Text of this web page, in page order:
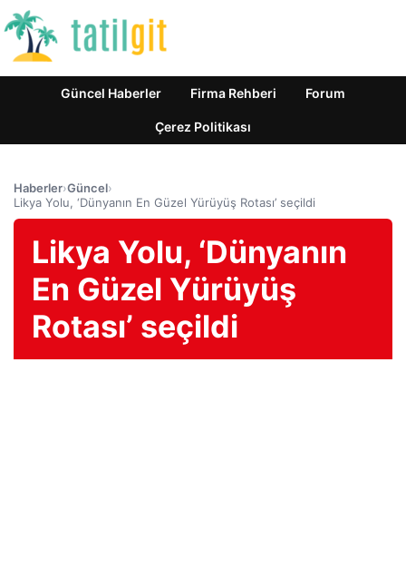
Güncel Haberler Firma Rehberi Forum
Çerez Politikası
Haberler›Güncel›
Likya Yolu, ‘Dünyanın En Güzel Yürüyüş Rotası’ seçildi
Likya Yolu, ‘Dünyanın
En Güzel Yürüyüş
Rotası’ seçildi